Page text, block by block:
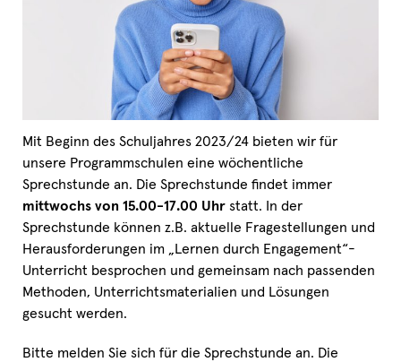
Mit Beginn des Schuljahres 2023/24 bieten wir für
unsere Programmschulen eine wöchentliche
Sprechstunde an. Die Sprechstunde findet immer
mittwochs von 15.00-17.00 Uhr statt. In der
Sprechstunde können z.B. aktuelle Fragestellungen und
Herausforderungen im „Lernen durch Engagement“-
Unterricht besprochen und gemeinsam nach passenden
Methoden, Unterrichtsmaterialien und Lösungen
gesucht werden.
Bitte melden Sie sich für die Sprechstunde an. Die